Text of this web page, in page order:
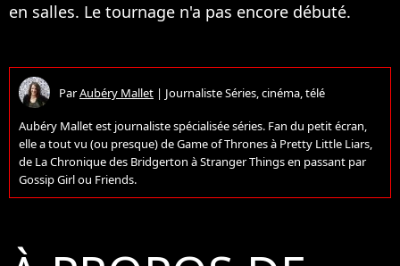
en salles. Le tournage n'a pas encore débuté.
ParAubéry Mallet | Journaliste Séries, cinéma, télé
Aubéry Mallet est journaliste spécialisée séries. Fan du petit écran,
elle a tout vu (ou presque) de Game of Thrones à Pretty Little Liars,
de La Chronique des Bridgerton à Stranger Things en passant par
Gossip Girl ou Friends.